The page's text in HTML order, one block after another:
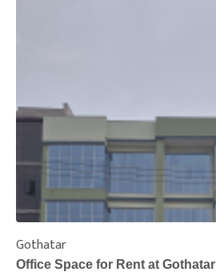
Gothatar
Office Space for Rent at Gothatar